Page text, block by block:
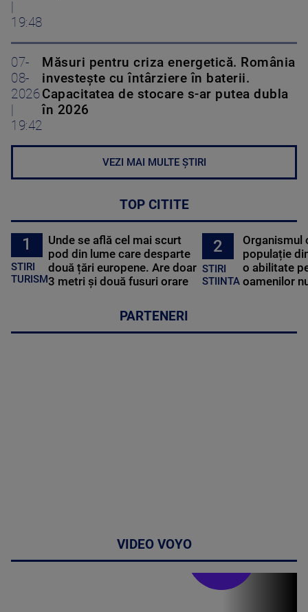
19:48
07-
08-
2026
19:42
Măsuri pentru criza energetică. România
investește cu întârziere în baterii.
Capacitatea de stocare s-ar putea dubla
în 2026
VEZI MAI MULTE ȘTIRI
TOP CITITE
1
STIRI
TURISM
Unde se află cel mai scurt
pod din lume care desparte
două țări europene. Are doar
3 metri și două fusuri orare
2
STIRI
STIINTA
Organismul
populație
o abilitate
oamenilor
PARTENERI
VIDEO VOYO